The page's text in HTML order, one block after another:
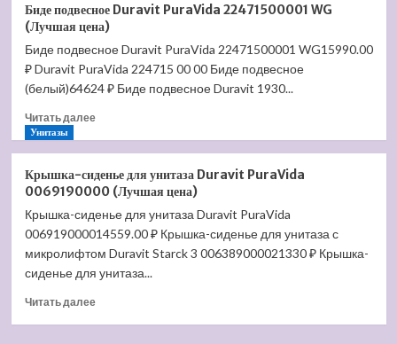
подвесное
Jacob
Delafon
Vox
EME0002-
(Лучшая
Биде подвесное Duravit PuraVida 22471500001 WG
(Лучшая цена)
Биде подвесное Duravit PuraVida 22471500001 WG15990.00
₽ Duravit PuraVida 224715 00 00 Биде подвесное
(белый)64624 ₽ Биде подвесное Duravit 1930...
Читать далееПрочитать
подвесное
Duravit
PuraVida
22471500001
WG
цена)
Унитазы
Крышка-сиденье для унитаза Duravit PuraVida
0069190000 (Лучшая цена)
Крышка-сиденье для унитаза Duravit PuraVida
006919000014559.00 ₽ Крышка-сиденье для унитаза с
микролифтом Duravit Starck 3 006389000021330 ₽ Крышка-
сиденье для унитаза...
Читать далееПрочитать